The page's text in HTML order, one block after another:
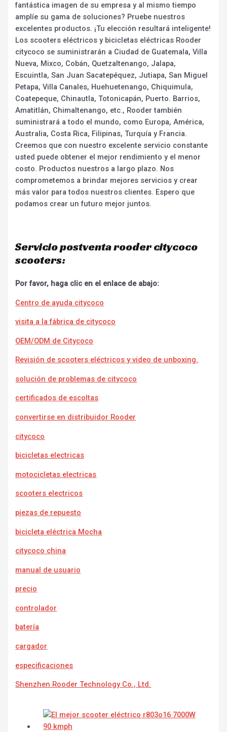
fantástica imagen de su empresa y al mismo tiempo
amplíe su gama de soluciones? Pruebe nuestros
excelentes productos. ¡Tu elección resultará inteligente!
Los scooters eléctricos y bicicletas eléctricas Rooder
citycoco se suministrarán a Ciudad de Guatemala, Villa
Nueva, Mixco, Cobán, Quetzaltenango, Jalapa,
Escuintla, San Juan Sacatepéquez, Jutiapa, San Miguel
Petapa, Villa Canales, Huehuetenango, Chiquimula,
Coatepeque, Chinautla, Totonicapán, Puerto. Barrios,
Amatitlán, Chimaltenango, etc., Rooder también
suministrará a todo el mundo, como Europa, América,
Australia, Costa Rica, Filipinas, Turquía y Francia.
Creemos que con nuestro excelente servicio constante
usted puede obtener el mejor rendimiento y el menor
costo. Productos nuestros a largo plazo. Nos
comprometemos a brindar mejores servicios y crear
más valor para todos nuestros clientes. Espero que
podamos crear un futuro mejor juntos.
Servicio postventa rooder citycoco
scooters:
Por favor, haga clic en el enlace de abajo:
Centro de ayuda citycoco
visita a la fábrica de citycoco
OEM/ODM de Citycoco
Revisión de scooters eléctricos y video de unboxing.
solución de problemas de citycoco
certificados de escoltas
convertirse en distribuidor Rooder
citycoco
bicicletas electricas
motocicletas electricas
scooters electricos
piezas de repuesto
bicicleta eléctrica Mocha
citycoco china
manual de usuario
precio
controlador
batería
cargador
especificaciones
Shenzhen Rooder Technology Co., Ltd.